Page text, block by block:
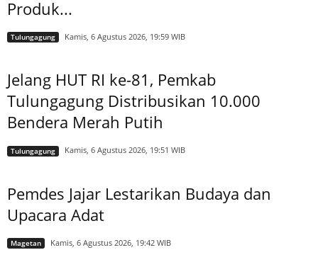
Produk...
Tulungagung Kamis, 6 Agustus 2026, 19:59 WIB
Jelang HUT RI ke-81, Pemkab
Tulungagung Distribusikan 10.000
Bendera Merah Putih
Tulungagung Kamis, 6 Agustus 2026, 19:51 WIB
Pemdes Jajar Lestarikan Budaya dan
Upacara Adat
Magetan Kamis, 6 Agustus 2026, 19:42 WIB